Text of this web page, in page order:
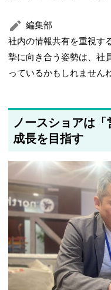
編集部
社内の情報共有を重視す
摯に向き合う姿勢は、社
っているかもしれません
ノースショアは
成長を目指す